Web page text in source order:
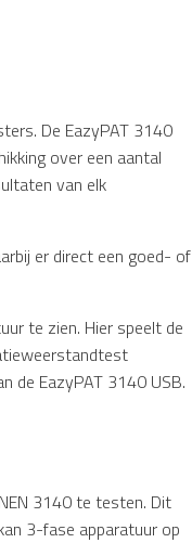
De EazyPAT 3140
over een aantal
van elk
er direct een goed- of
te zien. Hier speelt de
de EazyPAT 3140 USB.
3140 te testen. Dit
3-fase apparatuur op